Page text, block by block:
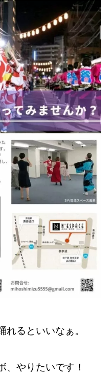
れるといいなぁ。
、やりたいです！